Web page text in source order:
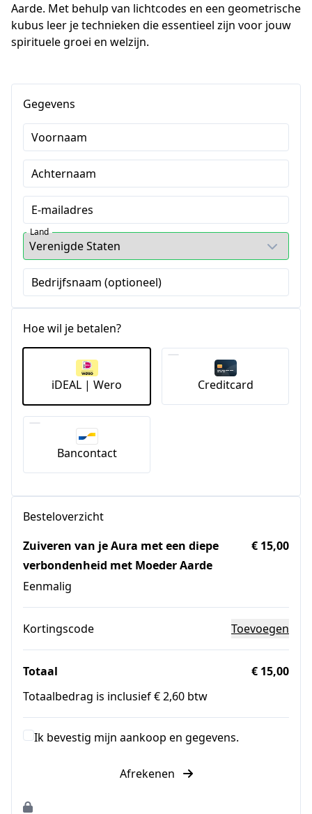
Aarde. Met behulp van lichtcodes en een geometrische
kubus leer je technieken die essentieel zijn voor jouw
spirituele groei en welzijn.
Gegevens
Voornaam
Achternaam
E-mailadres
Land
Bedrijfsnaam (optioneel)
Hoe wil je betalen?
iDEAL | Wero Creditcard
Bancontact
Besteloverzicht
Zuiveren van je Aura met een diepe
verbondenheid met Moeder Aarde
Eenmalig
€ 15,00
Kortingscode Toevoegen
Totaal
€ 15,00
Totaalbedrag is inclusief € 2,60 btw
Ik bevestig mijn aankoop en gegevens.
Afrekenen